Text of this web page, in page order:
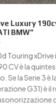
Luxury
BMW”
Touring xDrive
CV è la
Se la Serie 3 è
G31) è il